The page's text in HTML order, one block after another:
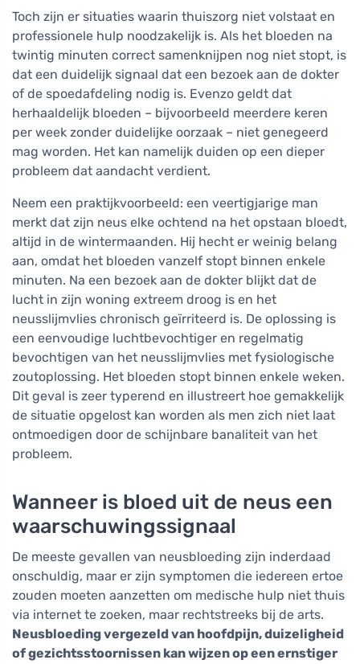
Toch zijn er situaties waarin thuiszorg niet volstaat en
professionele hulp noodzakelijk is. Als het bloeden na
twintig minuten correct samenknijpen nog niet stopt, is
dat een duidelijk signaal dat een bezoek aan de dokter
of de spoedafdeling nodig is. Evenzo geldt dat
herhaaldelijk bloeden – bijvoorbeeld meerdere keren
per week zonder duidelijke oorzaak – niet genegeerd
mag worden. Het kan namelijk duiden op een dieper
probleem dat aandacht verdient.
Neem een praktijkvoorbeeld: een veertigjarige man
merkt dat zijn neus elke ochtend na het opstaan bloedt,
altijd in de wintermaanden. Hij hecht er weinig belang
aan, omdat het bloeden vanzelf stopt binnen enkele
minuten. Na een bezoek aan de dokter blijkt dat de
lucht in zijn woning extreem droog is en het
neusslijmvlies chronisch geïrriteerd is. De oplossing is
een eenvoudige luchtbevochtiger en regelmatig
bevochtigen van het neusslijmvlies met fysiologische
zoutoplossing. Het bloeden stopt binnen enkele weken.
Dit geval is zeer typerend en illustreert hoe gemakkelijk
de situatie opgelost kan worden als men zich niet laat
ontmoedigen door de schijnbare banaliteit van het
probleem.
Wanneer is bloed uit de neus een
waarschuwingssignaal
De meeste gevallen van neusbloeding zijn inderdaad
onschuldig, maar er zijn symptomen die iedereen ertoe
zouden moeten aanzetten om medische hulp niet thuis
via internet te zoeken, maar rechtstreeks bij de arts.
Neusbloeding vergezeld van hoofdpijn, duizeligheid
of gezichtsstoornissen kan wijzen op een ernstiger